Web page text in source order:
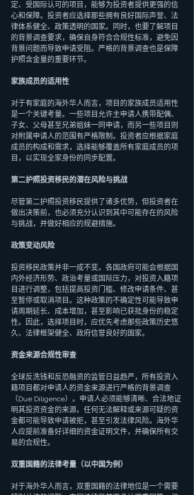
定、受国际认可的项目，能够为投资者提供更强的信
心和保障。投资者应选择那些拥有良好国际声誉、法
律体系健全、政策透明的国家。同时，也要了解项目
的背景调查要求，确保自身符合合规性标准，避免因
背景问题而导致申请受阻。严格的背景调查也是保障
护照含金量的重要环节。
家族成员的适用性
对于有家庭的海外华人而言，项目的家族成员适用性
是一个关键考量。一些项目允许主申请人携带配偶、
子女、父母甚至兄弟姐妹一同申请，而另一些项目则
对附属申请人的范围有严格限制。投资者应根据家庭
成员的构成和需求，选择能够覆盖所有家庭成员的项
目，以实现全家身份的同步配置。
第二护照投资移民的潜在风险与挑战
尽管第二护照投资移民提供了诸多优势，但投资者在
做出决策前，也必须充分认识到其中可能存在的风险
与挑战，并做好相应的规避措施。
政策变动风险
投资移民政策并非一成不变。各国政府可能会根据国
内外经济形势、政治考量或国际压力，对投资入籍项
目进行调整，包括提高投资门槛、修改申请条件、甚
至暂停或取消项目。这种政策的不确定性可能导致申
请周期延长、成本增加，甚至影响已获批身份的稳定
性。因此，选择项目时，应优先考虑那些政策历史悠
久、法律框架健全、政府信誉良好的国家。
资金来源合规性审查
全球反洗钱和反恐融资的监管日益趋严，所有投资入
籍项目都对申请人的资金来源进行严格的背景调查
（Due Diligence）。申请人必须能够清晰、合法地证
明其投资资金的来源。任何无法解释或来源可疑的资
金都可能导致申请被拒，甚至引发法律风险。海外华
人应提前准备好详细的资金证明文件，并确保所有交
易的合规性。
双重国籍的法律考量（以中国为例）
对于海外华人而言，双重国籍的法律地位是一个需要